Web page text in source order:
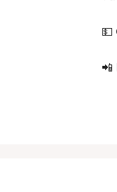
bản cập
💵
📲